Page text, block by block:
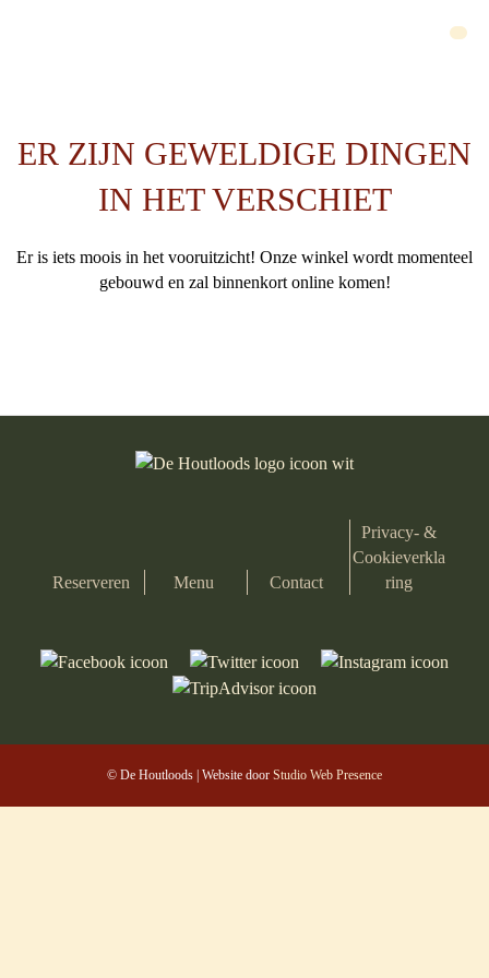
ER ZIJN GEWELDIGE DINGEN
IN HET VERSCHIET
Er is iets moois in het vooruitzicht! Onze winkel wordt momenteel
gebouwd en zal binnenkort online komen!
Reserveren Menu Contact
Privacy- &
Cookieverkla
ring
© De Houtloods | Website door Studio Web Presence